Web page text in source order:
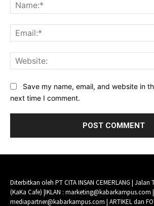
Save my name, email, and website in
next time I comment.
Diterbitkan oleh PT CITA INSAN CEMERLANG |
(KaKa Cafe) |IKLAN : marketing@kabarkampus.com |
mediapartner@kabarkampus.com | ARTIKEL dan